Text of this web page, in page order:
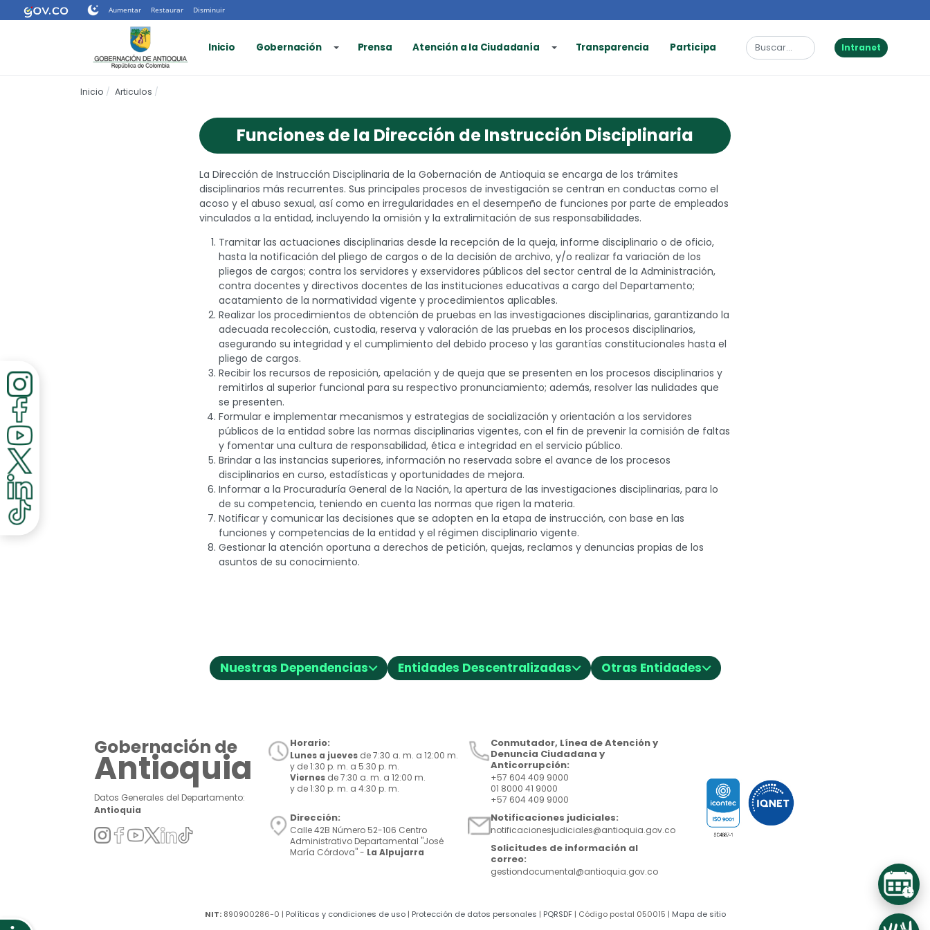
Nota:
este
usando
lector
de
pantalla;
Presione
Control-
F10
para
abrir
un
menú
Aumentar Restaurar Disminuir
Inicio Gobernación Prensa Atención a la Ciudadanía Transparencia Participa Intranet
Inicio Articulos
Funciones de la Dirección de Instrucción Disciplinaria
La Dirección de Instrucción Disciplinaria de la Gobernación de Antioquia se encarga de los trámites
disciplinarios más recurrentes. Sus principales procesos de investigación se centran en conductas como el
acoso y el abuso sexual, así como en irregularidades en el desempeño de funciones por parte de empleados
vinculados a la entidad, incluyendo la omisión y la extralimitación de sus responsabilidades.
Tramitar las actuaciones disciplinarias desde la recepción de la queja, informe disciplinario o de oficio,
hasta la notificación del pliego de cargos o de la decisión de archivo, y/o realizar fa variación de los
pliegos de cargos; contra los servidores y exservidores públicos del sector central de la Administración,
contra docentes y directivos docentes de las instituciones educativas a cargo del Departamento;
acatamiento de la normatividad vigente y procedimientos aplicables.
Realizar los procedimientos de obtención de pruebas en las investigaciones disciplinarias, garantizando la
adecuada recolección, custodia, reserva y valoración de las pruebas en los procesos disciplinarios,
asegurando su integridad y el cumplimiento del debido proceso y las garantías constitucionales hasta el
pliego de cargos.
Recibir los recursos de reposición, apelación y de queja que se presenten en los procesos disciplinarios y
remitirlos al superior funcional para su respectivo pronunciamiento; además, resolver las nulidades que
se presenten.
Formular e implementar mecanismos y estrategias de socialización y orientación a los servidores
públicos de la entidad sobre las normas disciplinarias vigentes, con el fin de prevenir la comisión de faltas
y fomentar una cultura de responsabilidad, ética e integridad en el servicio público.
Brindar a las instancias superiores, información no reservada sobre el avance de los procesos
disciplinarios en curso, estadísticas y oportunidades de mejora.
Informar a la Procuraduría General de la Nación, la apertura de las investigaciones disciplinarias, para lo
de su competencia, teniendo en cuenta las normas que rigen la materia.
Notificar y comunicar las decisiones que se adopten en la etapa de instrucción, con base en las
funciones y competencias de la entidad y el régimen disciplinario vigente.
Gestionar la atención oportuna a derechos de petición, quejas, reclamos y denuncias propias de los
asuntos de su conocimiento.
Nuestras Dependencias⌵ Entidades Descentralizadas⌵ Otras Entidades⌵
Gobernación de
Antioquia
Datos Generales del Departamento:
Antioquia
Horario:
Lunes a jueves de 7:30 a. m. a 12:00 m.
y de 1:30 p. m. a 5:30 p. m.
Viernes de 7:30 a. m. a 12:00 m.
y de 1:30 p. m. a 4:30 p. m.
Conmutador, Línea de Atención y
Denuncia Ciudadana y
Anticorrupción:
+57 604 409 9000
01 8000 41 9000
+57 604 409 9000
Dirección:
Calle 42B Número 52-106 Centro
Administrativo Departamental "José
María Córdova" - La Alpujarra
Notificaciones judiciales:
notificacionesjudiciales@antioquia.gov.co
Solicitudes de información al
correo:
gestiondocumental@antioquia.gov.co
NIT:890900286-0 | Políticas y condiciones de uso| Protección de datos personales | PQRSDF| Código postal 050015 | Mapa de sitio